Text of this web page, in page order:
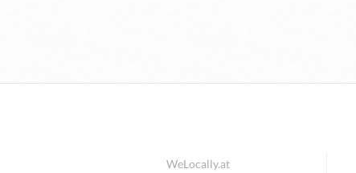
WeLocally.at